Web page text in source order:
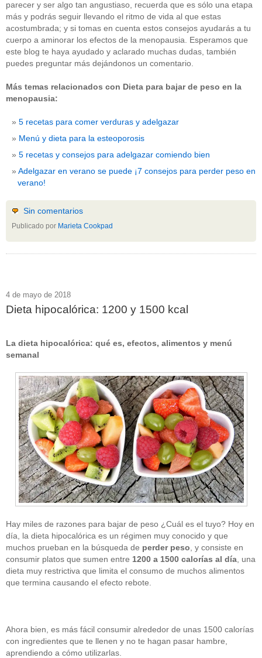
parecer y ser algo tan angustiaso, recuerda que es sólo una etapa
más y podrás seguir llevando el ritmo de vida al que estas
acostumbrada; y si tomas en cuenta estos consejos ayudarás a tu
cuerpo a aminorar los efectos de la menopausia. Esperamos que
este blog te haya ayudado y aclarado muchas dudas, también
puedes preguntar más dejándonos un comentario.
Más temas relacionados con Dieta para bajar de peso en la
menopausia:
5 recetas para comer verduras y adelgazar
Menú y dieta para la esteoporosis
5 recetas y consejos para adelgazar comiendo bien
Adelgazar en verano se puede ¡7 consejos para perder peso en
verano!
Sin comentarios
Publicado por Marieta Cookpad
4 de mayo de 2018
Dieta hipocalórica: 1200 y 1500 kcal
La dieta hipocalórica: qué es, efectos, alimentos y menú
semanal
Hay miles de razones para bajar de peso ¿Cuál es el tuyo? Hoy en
día, la dieta hipocalórica es un régimen muy conocido y que
muchos prueban en la búsqueda de perder peso , y consiste en
consumir platos que sumen entre 1200 a 1500 calorías al día , una
dieta muy restrictiva que limita el consumo de muchos alimentos
que termina causando el efecto rebote.
Ahora bien, es más fácil consumir alrededor de unas 1500 calorías
con ingredientes que te llenen y no te hagan pasar hambre,
aprendiendo a cómo utilizarlas.